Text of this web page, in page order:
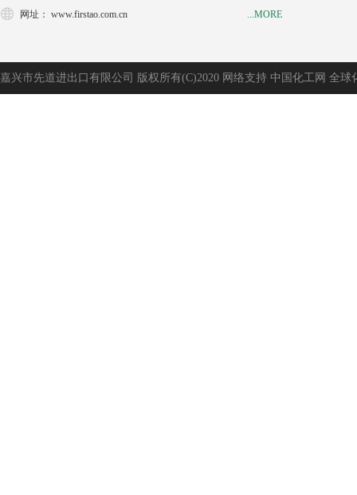
网址： www.firstao.com.cn ...MORE
嘉兴市先道进出口有限公司 版权所有(C)2020 网络支持 中国化工网 全球